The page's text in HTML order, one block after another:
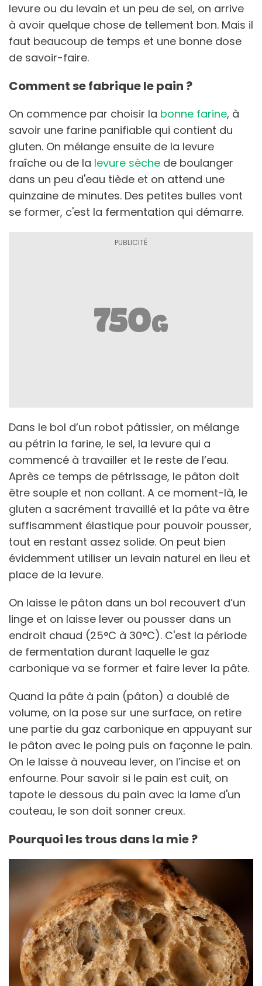
levure ou du levain et un peu de sel, on arrive
à avoir quelque chose de tellement bon. Mais il
faut beaucoup de temps et une bonne dose
de savoir-faire.
Comment se fabrique le pain ?
On commence par choisir la bonne farine, à
savoir une farine panifiable qui contient du
gluten. On mélange ensuite de la levure
fraîche ou de la levure sèche de boulanger
dans un peu d'eau tiède et on attend une
quinzaine de minutes. Des petites bulles vont
se former, c'est la fermentation qui démarre.
Dans le bol d’un robot pâtissier, on mélange
au pétrin la farine, le sel, la levure qui a
commencé à travailler et le reste de l’eau.
Après ce temps de pétrissage, le pâton doit
être souple et non collant. A ce moment-là, le
gluten a sacrément travaillé et la pâte va être
suffisamment élastique pour pouvoir pousser,
tout en restant assez solide. On peut bien
évidemment utiliser un levain naturel en lieu et
place de la levure.
On laisse le pâton dans un bol recouvert d’un
linge et on laisse lever ou pousser dans un
endroit chaud (25°C à 30°C). C'est la période
de fermentation durant laquelle le gaz
carbonique va se former et faire lever la pâte.
Quand la pâte à pain (pâton) a doublé de
volume, on la pose sur une surface, on retire
une partie du gaz carbonique en appuyant sur
le pâton avec le poing puis on façonne le pain.
On le laisse à nouveau lever, on l’incise et on
enfourne. Pour savoir si le pain est cuit, on
tapote le dessous du pain avec la lame d'un
couteau, le son doit sonner creux.
Pourquoi les trous dans la mie ?